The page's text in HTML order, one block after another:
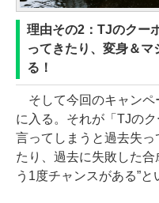
理由その2：TJのクー
ってきたり、変身＆マ
る！
そして今回のキャンペ
に入る。それが「TJの
言ってしまうと過去失
たり、過去に失敗した合
う1度チャンスがある”と